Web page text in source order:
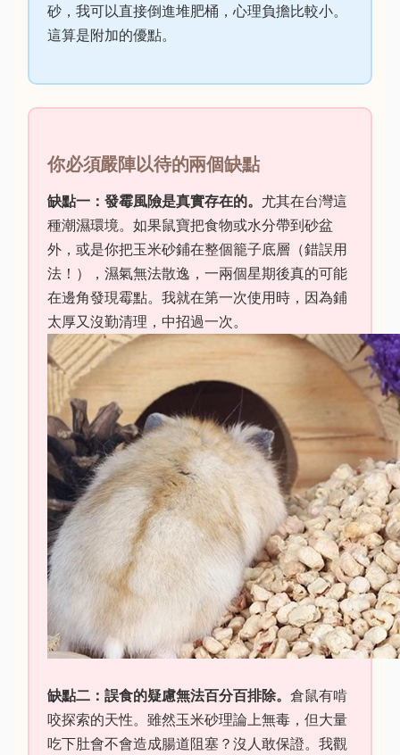
砂，我可以直接倒進堆肥桶，心理負擔比較小。
這算是附加的優點。
你必須嚴陣以待的兩個缺點
缺點一：發霉風險是真實存在的。 尤其在台灣這
種潮濕環境。如果鼠寶把食物或水分帶到砂盆
外，或是你把玉米砂鋪在整個籠子底層（錯誤用
法！），濕氣無法散逸，一兩個星期後真的可能
在邊角發現霉點。我就在第一次使用時，因為鋪
太厚又沒勤清理，中招過一次。
缺點二：誤食的疑慮無法百分百排除。 倉鼠有啃
咬探索的天性。雖然玉米砂理論上無毒，但大量
吃下肚會不會造成腸道阻塞？沒人敢保證。我觀